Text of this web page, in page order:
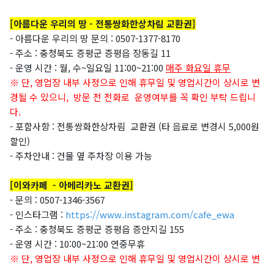
[아름다운 우리의 땅 - 전통쌍화한상차림 교환권]
- 아름다운 우리의 땅 문의 : 0507-1377-8170
- 주소 : 충청북도 증평군 증평읍 장동길 11
- 운영 시간 : 월, 수~일요일 11:00~21:00 매주 화요일 휴무
※ 단, 영업장 내부 사정으로 인해 휴무일 및 영업시간이 상시로 변
경될 수 있으니, 방문 전 전화로 운영여부를 꼭 확인 부탁 드립니
다.
- 포함사항 : 전통쌍화한상차림 교환권 (타 음료로 변경시 5,000원
할인)
-주차안내 : 건물 옆 주차장 이용 가능
[이와카페 - 아메리카노 교환권]
- 문의 : 0507-1346-3567
- 인스타그램 : https://www.instagram.com/cafe_ewa
- 주소 : 충청북도 증평군 증평읍 증안지길 155
- 운영 시간 : 10:00~21:00 연중무휴
※ 단, 영업장 내부 사정으로 인해 휴무일 및 영업시간이 상시로 변